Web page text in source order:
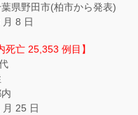
県野田市(柏市から発表)
8 日
死亡 25,353 例目】
25 日